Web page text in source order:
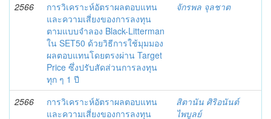
2566
การวิเคราะห์อัตราผลตอบแทน
และความเสี่ยงของการลงทุน
ตามแบบจำลอง Black-Litterman
ใน SET50 ด้วยวิธีการใช้มุมมอง
ผลตอบแทนโดยตรงผ่าน Target
Price ซึ่งปรับสัดส่วนการลงทุน
ทุก ๆ 1 ปี
จักรพล จุลชาต
2566
การวิเคราะห์อัตราผลตอบแทน
และความเสี่ยงของการลงทุน
สิตานัน ศิริอนันต์
ไพบูลย์